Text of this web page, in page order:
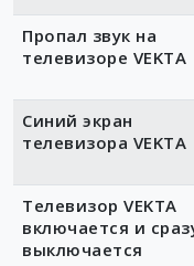
Пропал звук на
телевизоре VEKTA
Синий экран
телевизора VEKTA
Телевизор VEKTA
включается и
выключается